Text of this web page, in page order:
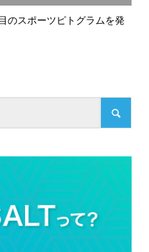
スポーツピトグラムを発